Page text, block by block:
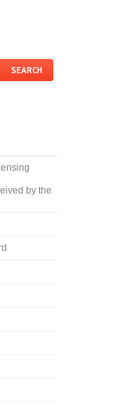
by the